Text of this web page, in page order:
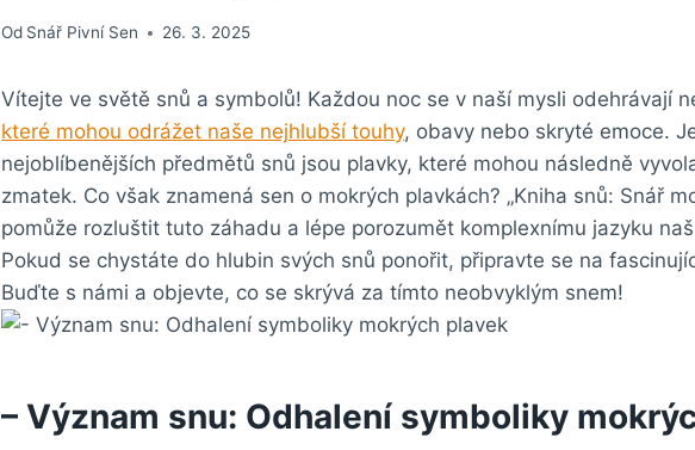
Od Snář Pivní Sen 26. 3. 2025
Vítejte ve světě snů a symbolů! Každou noc se v naší mysli odehrávají
které mohou odrážet naše nejhlubší touhy, obavy nebo skryté emoce.
nejoblíbenějších předmětů snů jsou plavky, které mohou následně
zmatek. Co však znamená sen o mokrých plavkách? „Kniha snů: Snář
pomůže rozluštit tuto záhadu a lépe porozumět komplexnímu jazyku
Pokud se chystáte do hlubin svých snů ponořit, připravte se na
Buďte s námi a objevte, co se skrývá za tímto neobvyklým snem!
– Význam snu: Odhalení symboliky